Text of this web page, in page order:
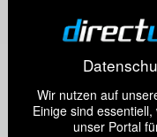
Wir nutzen auf
Einige sind
unser Portal